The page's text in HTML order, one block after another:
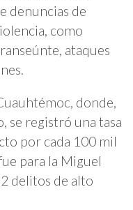
denuncias de
como
ataques
donde,
se registró una tasa
por cada 100 mil
para la Miguel
delitos de alto